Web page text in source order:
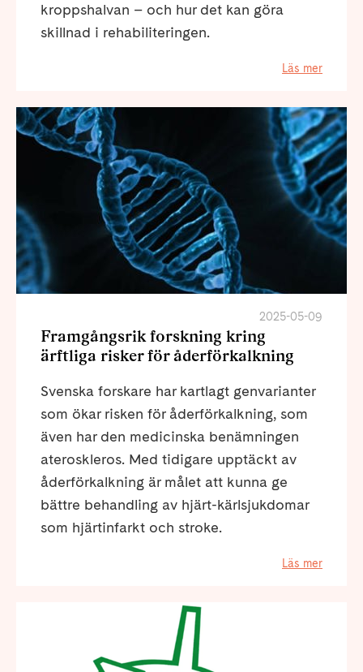
kroppshalvan – och hur det kan göra
skillnad i rehabiliteringen.
Läs mer
2025-05-09
Framgångsrik forskning kring
ärftliga risker för åderförkalkning
Svenska forskare har kartlagt genvarianter
som ökar risken för åderförkalkning, som
även har den medicinska benämningen
ateroskleros. Med tidigare upptäckt av
åderförkalkning är målet att kunna ge
bättre behandling av hjärt-kärlsjukdomar
som hjärtinfarkt och stroke.
Läs mer